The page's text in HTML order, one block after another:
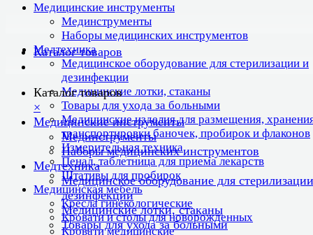
Медицинские инструменты
Мединструменты
Наборы медицинских инструментов
Медтехника
Медицинское оборудование для стерилизации и
дезинфекции
Медицинские лотки, стаканы
Товары для ухода за больными
Медицинские изделия для размещения,
транспортировки баночек, пробирок и флаконов
Измерительная техника
Пенал, таблетница для приема лекарств
Штативы для пробирок
Медицинская мебель
Кресла гинекологические
Кровати и столы для новорожденных
Кровати медицинские
Каталог товаров
Каталог товаров
×
Медицинские инструменты
Мединструменты
Наборы медицинских инструментов
Медтехника
Медицинское оборудование для
дезинфекции
Медицинские лотки, стаканы
Товары для ухода за больными